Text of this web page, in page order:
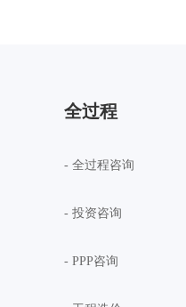
全过程
- 全过程咨询
- 投资咨询
- PPP咨询